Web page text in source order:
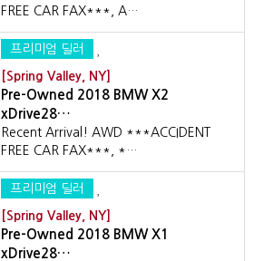
FREE CAR FAX***, A…
프리미엄 딜러
[Spring Valley, NY]
Pre-Owned 2018 BMW X2
xDrive28…
Recent Arrival! AWD ***ACCIDENT
FREE CAR FAX***, *…
프리미엄 딜러
[Spring Valley, NY]
Pre-Owned 2018 BMW X1
xDrive28…